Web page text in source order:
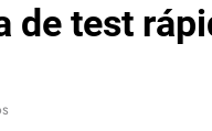
de test